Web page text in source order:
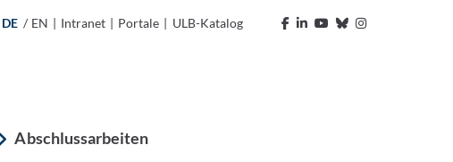
DE / EN | Intranet | Portale | ULB-Katalog
Abschlussarbeiten